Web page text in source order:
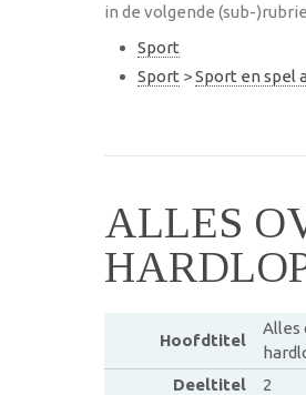
in de volgende (sub-
Sport
Sport >Sport en spel
ALLES
Hoofdtitel
Alles
Deeltitel
2